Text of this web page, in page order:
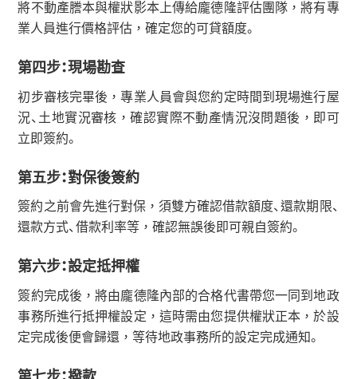
將不動產謄本與權狀影本上傳給龐德隆評估團隊，將有專
業人員進行價格評估，確定您的可貸額度。
第四步：現場勘查
初步審核完畢後，專業人員會與您約定時間到現場進行屋
況、土地實況審核，確認實際不動產情況沒問題後，即可
立即簽約。
第五步：對保後簽約
簽約之前會先進行對保，須雙方確認借款額度、還款期限、
還款方式、借款利率等，確認無誤後即可親自簽約。
第六步：設定抵押權
簽約完成後，將由龐德隆內部的合格代書帶您一同到地政
事務所進行抵押權設定，這時需由您提供權狀正本，於設
定完成後便會歸還，等待地政事務所的設定完成通知。